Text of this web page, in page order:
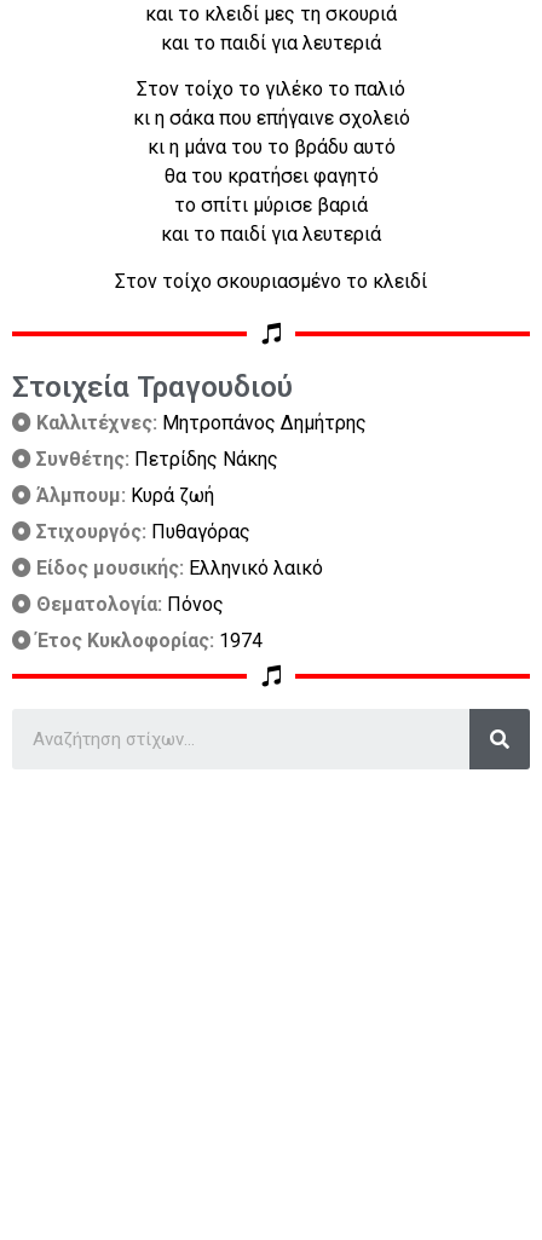
και το κλειδί μες τη σκουριά
και το παιδί για λευτεριά
Στον τοίχο το γιλέκο το παλιό
κι η σάκα που επήγαινε σχολειό
κι η μάνα του το βράδυ αυτό
θα του κρατήσει φαγητό
το σπίτι μύρισε βαριά
και το παιδί για λευτεριά
Στον τοίχο σκουριασμένο το κλειδί
Στοιχεία Τραγουδιού
Καλλιτέχνες: Μητροπάνος Δημήτρης
Συνθέτης: Πετρίδης Νάκης
Άλμπουμ: Κυρά ζωή
Στιχουργός: Πυθαγόρας
Είδος μουσικής: Ελληνικό λαικό
Θεματολογία: Πόνος
Έτος Κυκλοφορίας: 1974